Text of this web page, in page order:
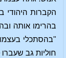
הקברות היהודי
בהרימו אותה
"בהסתכלי
חוליות גב